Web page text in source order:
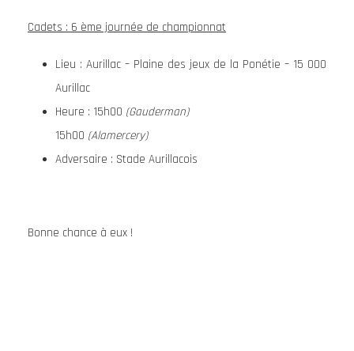
Cadets : 6 ème journée de championnat
Lieu : Aurillac – Plaine des jeux de la Ponétie – 15 000
Aurillac
Heure : 15h00 (Gauderman)
15h00 (Alamercery)
Adversaire : Stade Aurillacois
Bonne chance à eux !